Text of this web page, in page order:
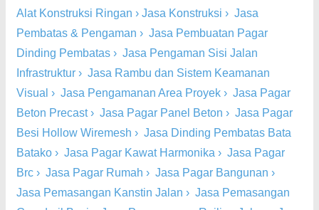
Alat Konstruksi Ringan › Jasa Konstruksi › Jasa
Pembatas & Pengaman › Jasa Pembuatan Pagar
Dinding Pembatas › Jasa Pengaman Sisi Jalan
Infrastruktur › Jasa Rambu dan Sistem Keamanan
Visual › Jasa Pengamanan Area Proyek › Jasa Pagar
Beton Precast› Jasa Pagar Panel Beton › Jasa Pagar
Besi Hollow Wiremesh › Jasa Dinding Pembatas Bata
Batako › Jasa Pagar Kawat Harmonika › Jasa Pagar
Brc › Jasa Pagar Rumah › Jasa Pagar Bangunan ›
Jasa Pemasangan Kanstin Jalan › Jasa Pemasangan